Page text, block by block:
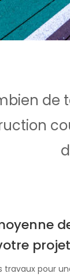
de
projet
travaux pour